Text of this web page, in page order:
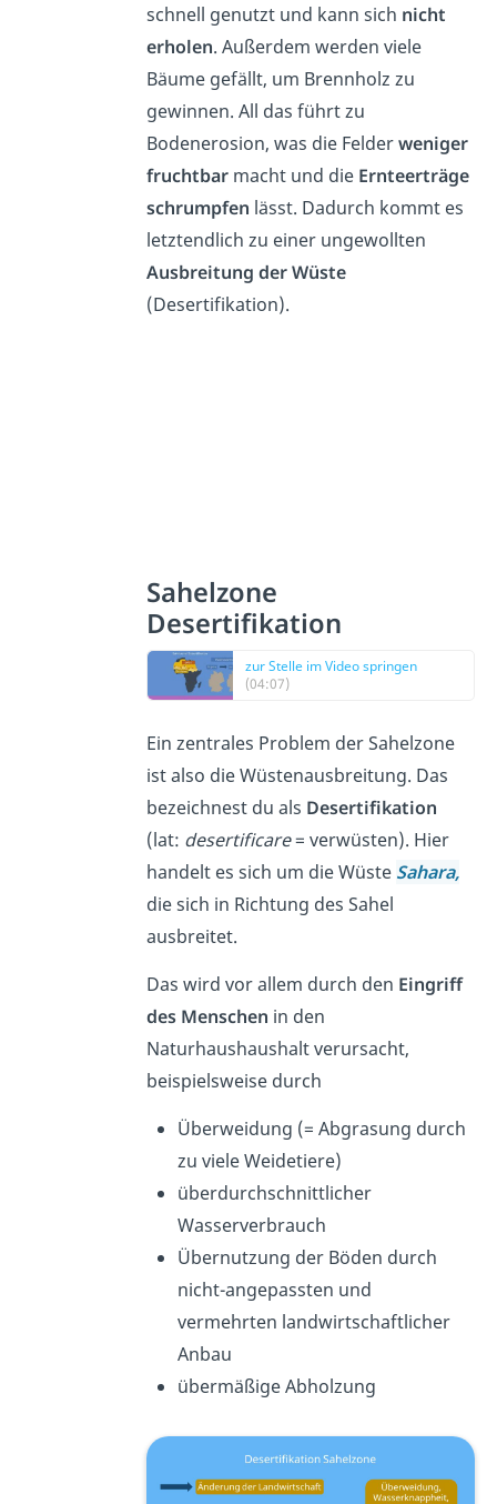
schnell genutzt und kann sich nicht
erholen. Außerdem werden viele
Bäume gefällt, um Brennholz zu
gewinnen. All das führt zu
Bodenerosion, was die Felderweniger
fruchtbar macht und die Ernteerträge
schrumpfen lässt. Dadurch kommt es
letztendlich zu einer ungewollten
Ausbreitung der Wüste
(Desertifikation).
Sahelzone
Desertifikation
zur Stelle im Video springen
(04:07)
Ein zentrales Problem der Sahelzone
ist also die Wüstenausbreitung. Das
bezeichnest du als Desertifikation
(lat: desertificare= verwüsten). Hier
handelt es sich um die Wüste Sahara,
die sich in Richtung des Sahel
ausbreitet.
Das wird vor allem durch den Eingriff
des Menschen in den
Naturhaushaushalt verursacht,
beispielsweise durch
Überweidung (= Abgrasung durch
zu viele Weidetiere)
überdurchschnittlicher
Wasserverbrauch
Übernutzung der Böden durch
nicht-angepassten und
vermehrten landwirtschaftlicher
Anbau
übermäßige Abholzung